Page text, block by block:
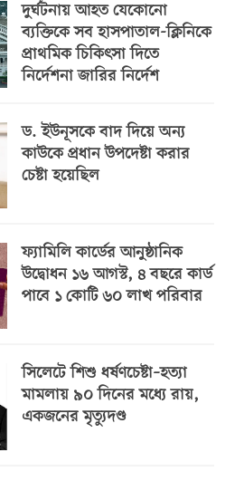
দুর্ঘটনায় আহত যেকোনো
ব্যক্তিকে সব হাসপাতাল-ক্লিনিকে
প্রাথমিক চিকিৎসা দিতে
নির্দেশনা জারির নির্দেশ
ড. ইউনূসকে বাদ দিয়ে অন্য
কাউকে প্রধান উপদেষ্টা করার
চেষ্টা হয়েছিল
ফ্যামিলি কার্ডের আনুষ্ঠানিক
উদ্বোধন ১৬ আগস্ট, ৪ বছরে কার্ড
পাবে ১ কোটি ৬০ লাখ পরিবার
সিলেটে শিশু ধর্ষণচেষ্টা–হত্যা
মামলায় ৯০ দিনের মধ্যে রায়,
একজনের মৃত্যুদণ্ড